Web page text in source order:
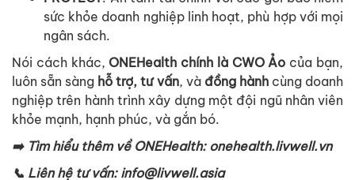
sức khỏe doanh nghiệp linh hoạt, phù hợp với mọi
ngân sách.
Nói cách khác, ONEHealth chính là CWO Ảo của bạn,
luôn sẵn sàng hỗ trợ,tư vấn, và đồng hành cùng doanh
nghiệp trên hành trình xây dựng một đội ngũ nhân viên
khỏe mạnh, hạnh phúc, và gắn bó.
➡ Tìm hiểu thêm về ONEHealth: onehealth.livwell.vn
📞 Liênhệ tư vấn: info@livwell.asia